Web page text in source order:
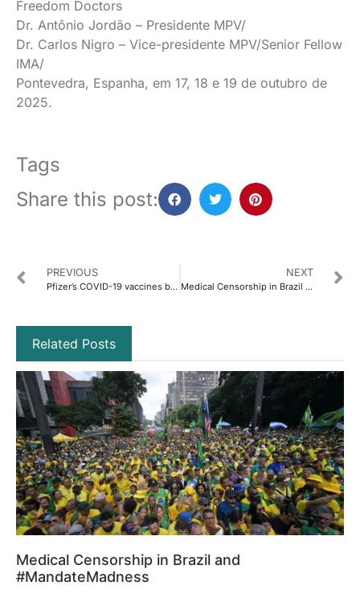
Freedom Doctors
Dr. Antônio Jordão – Presidente MPV/
Dr. Carlos Nigro – Vice-presidente MPV/Senior Fellow
IMA/
Pontevedra, Espanha, em 17, 18 e 19 de outubro de
2025.
Tags
Share this post:
PREVIOUS
Pfizer’s COVID-19 vaccines belong to a new category of biological products called Advanced Therapeutic Products.
NEXT
Medical Censorship in Brazil and #MandateMadness
Related Posts
Medical Censorship in Brazil and
#MandateMadness